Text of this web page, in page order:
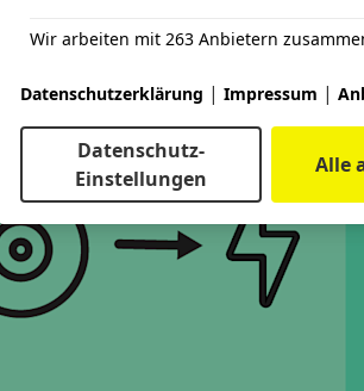
Wir arbeiten mit 263 Anbietern
Datenschutzerklärung | Impressum |
Datenschutz-
Einstellungen
Alle